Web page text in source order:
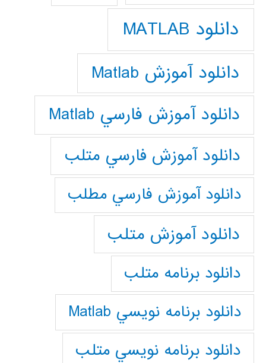
دانلود MATLAB
دانلود آموزش Matlab
دانلود آموزش فارسي Matlab
دانلود آموزش فارسي متلب
دانلود آموزش فارسي مطلب
دانلود آموزش متلب
دانلود برنامه متلب
دانلود برنامه نويسي Matlab
دانلود برنامه نويسي متلب